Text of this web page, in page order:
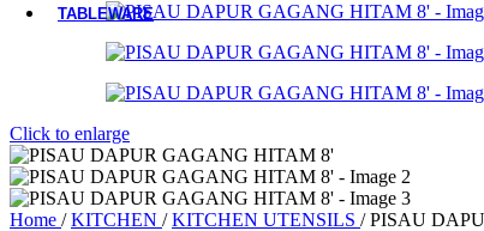
TABLEWARE
All Product
Main Dining Items
Plates
Bowls
Sauce Dish
Cutlery
Click to enlarge
Home / KITCHEN / KITCHEN UTENSILS / PISAU